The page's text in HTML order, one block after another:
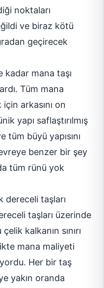
noktaları
ve biraz kötü
geçirecek
kadar mana taşı
Tüm mana
arkasını on
yapı saflaştırılmış
tüm büyü yapısını
benzer bir şey
tüm rünü yok
dereceli taşları
taşları üzerinde
kalkanın sınırı
mana maliyeti
Her bir taş
yakın oranda